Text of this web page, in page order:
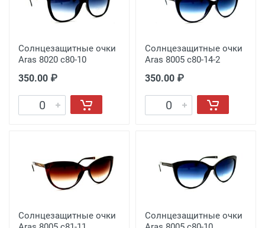
Солнцезащитные очки
Aras 8020 с80-10
350.00 ₽
Солнцезащитные очки
Aras 8005 c80-14-2
350.00 ₽
Солнцезащитные очки
Солнцезащитные очки